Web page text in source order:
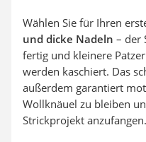
Wählen Sie für Ihren
und dicke Nadeln – der
fertig und kleinere
werden kaschiert. Das
außerdem garantiert
Wollknäuel zu bleiben
Strickprojekt anzufangen.